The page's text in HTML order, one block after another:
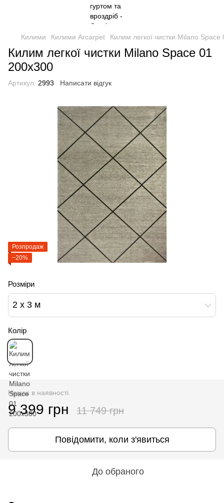
Килими Килими Arcarpet Килим легкої чистки Milano
Килим легкої чистки Milano Space 01
200x300
Артикул: 2993 Написати відгук
Розпродаж
−20%
Розміри
2 x 3 м
Колір
Немає в наявності
9 399 грн 11 749 грн
Повідомити, коли з'явиться
До обраного